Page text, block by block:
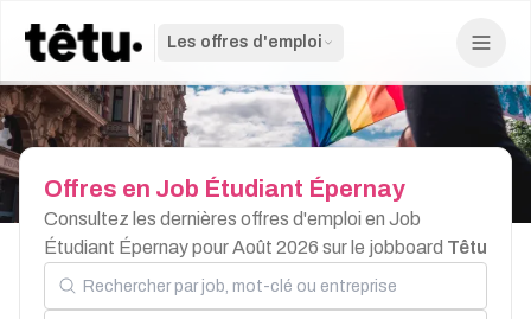
Les offres d'emploi
Offres en Job Étudiant Épernay
Consultez les dernières offres d'emploi en Job
Étudiant Épernay pour Août 2026 sur le jobboard Têtu
Rechercher par job, mot-clé ou entreprise
Localisation